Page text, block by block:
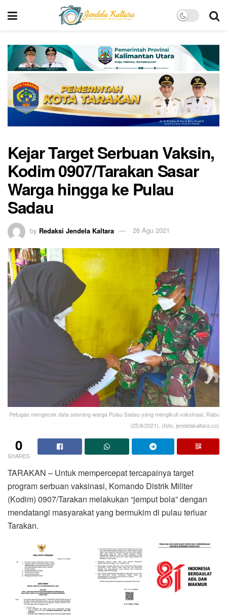
Kejar Target Serbuan Vaksin,
Kodim 0907/Tarakan Sasar
Warga hingga ke Pulau
Sadau
by Redaksi Jendela Kaltara 26 Agu 2021
Petugas mengecek data seorang warga Pulau Sadau yang mengikuti vaksinasi, Rabu
(25/8/2021). (foto: jendelakaltara.co)
0
SHARES
TARAKAN – Untuk mempercepat tercapainya target
program serbuan vaksinasi, Komando Distrik Militer
(Kodim) 0907/Tarakan melakukan “jemput bola” dengan
mendatangi masyarakat yang bermukim di pulau terluar
Tarakan.